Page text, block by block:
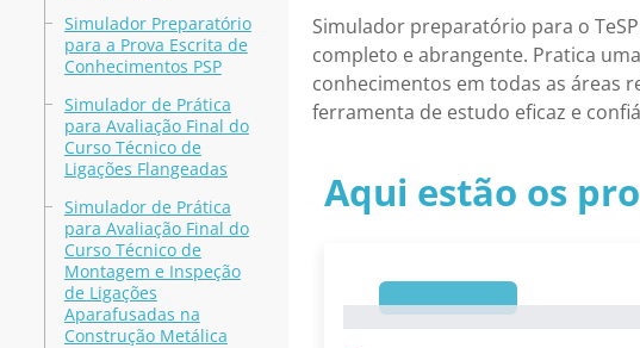
Simulador Preparatório
para a Prova Escrita de
Conhecimentos PSP
Simulador de Prática
para Avaliação Final do
Curso Técnico de
Ligações Flangeadas
Simulador de Prática
para Avaliação Final do
Curso Técnico de
Montagem e Inspeção
de Ligações
Aparafusadas na
Construção Metálica
Simulador preparatório para o
completo e abrangente. Pratica
conhecimentos em todas as áreas
ferramenta de estudo eficaz e
Aqui estão os